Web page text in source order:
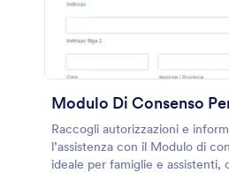
Modulo Di Consenso
Raccogli autorizzazioni e
l’assistenza con il Modulo di
ideale per famiglie e assistenti,